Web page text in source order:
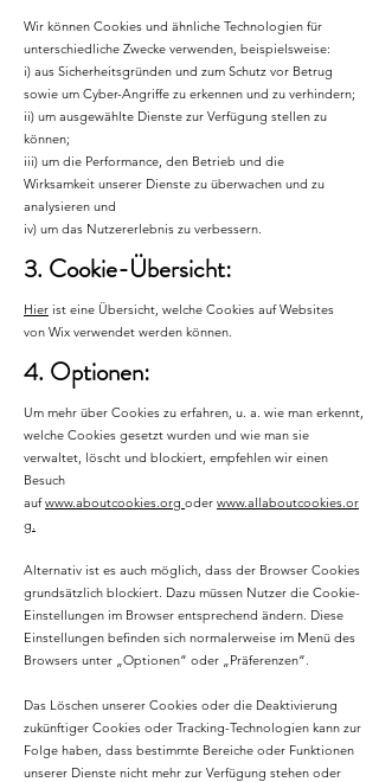
Wir können Cookies und ähnliche Technologien für
unterschiedliche Zwecke verwenden, beispielsweise:
i) aus Sicherheitsgründen und zum Schutz vor Betrug
sowie um Cyber-Angriffe zu erkennen und zu verhindern;
ii) um ausgewählte Dienste zur Verfügung stellen zu
können;
iii) um die Performance, den Betrieb und die
Wirksamkeit unserer Dienste zu überwachen und zu
analysieren und
iv) um das Nutzererlebnis zu verbessern.
3. Cookie-Übersicht:
Hier ist eine Übersicht, welche Cookies auf Websites
von Wix verwendet werden können.
4. Optionen:
Um mehr über Cookies zu erfahren, u. a. wie man erkennt,
welche Cookies gesetzt wurden und wie man sie
verwaltet, löscht und blockiert, empfehlen wir einen
Besuch
aufwww.aboutcookies.org oder www.allaboutcookies.or
g.
Alternativ ist es auch möglich, dass der Browser Cookies
grundsätzlich blockiert. Dazu müssen Nutzer die Cookie-
Einstellungen im Browser entsprechend ändern. Diese
Einstellungen befinden sich normalerweise im Menü des
Browsers unter „Optionen“ oder „Präferenzen“.
Das Löschen unserer Cookies oder die Deaktivierung
zukünftiger Cookies oder Tracking-Technologien kann zur
Folge haben, dass bestimmte Bereiche oder Funktionen
unserer Dienste nicht mehr zur Verfügung stehen oder